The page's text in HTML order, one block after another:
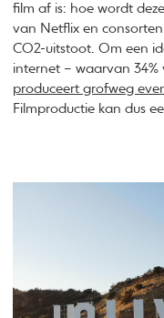
film af is: hoe wordt
van Netflix en
CO2-uitstoot. Om een
internet – waarvan
produceert grofweg
Filmproductie kan dus